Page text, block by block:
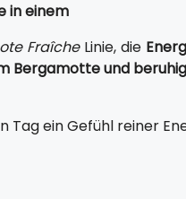
in einem
FraîcheLinie, die
Bergamotte und
Tag ein Gefühl reiner